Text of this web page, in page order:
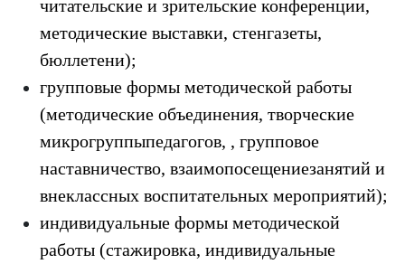
читательские и зрительские конференции,
методические выставки, стенгазеты,
бюллетени);
групповые формы методической работы
(методические объединения, творческие
микрогруппыпедагогов, , групповое
наставничество, взаимопосещениезанятий и
внеклассных воспитательных мероприятий);
индивидуальные формы методической
работы (стажировка, индивидуальные